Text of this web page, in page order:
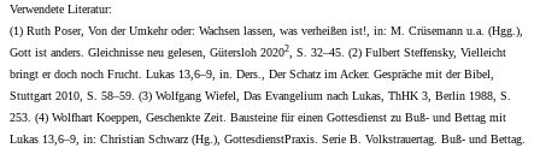
Verwendete Literatur:
(1) Ruth Poser, Von der Umkehr oder: Wachsen lassen, was verheißen ist!, in: M. Crüsemann u.a. (Hgg.),
Gott ist anders. Gleichnisse neu gelesen, Gütersloh 20202
, S. 32–45. (2) Fulbert Steffensky, Vielleicht
bringt er doch noch Frucht. Lukas 13,6–9, in. Ders., Der Schatz im Acker. Gespräche mit der Bibel,
Stuttgart 2010, S. 58–59. (3) Wolfgang Wiefel, Das Evangelium nach Lukas, ThHK 3, Berlin 1988, S.
253. (4) Wolfhart Koeppen, Geschenkte Zeit. Bausteine für einen Gottesdienst zu Buß- und Bettag mit
Lukas 13,6–9, in: Christian Schwarz (Hg.), GottesdienstPraxis. Serie B. Volkstrauertag. Buß- und Bettag.